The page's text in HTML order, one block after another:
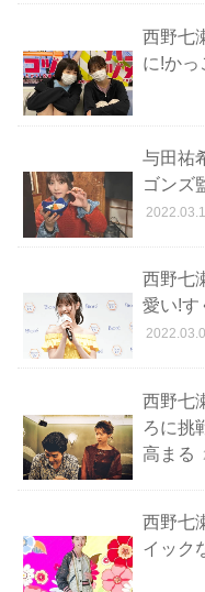
西野七
に!かっ
与田祐
ゴンズ
西野七
愛い!す
西野七
ろに挑
高まる
西野七
イック